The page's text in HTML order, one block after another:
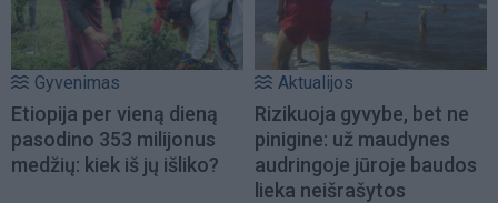
Gyvenimas
Etiopija per vieną dieną
pasodino 353 milijonus
medžių: kiek iš jų išliko?
Aktualijos
Rizikuoja gyvybe, bet ne
pinigine: už maudynes
audringoje jūroje baudos
lieka neišrašytos